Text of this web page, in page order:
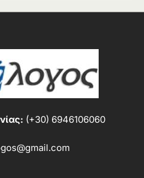
(+30) 6946106060